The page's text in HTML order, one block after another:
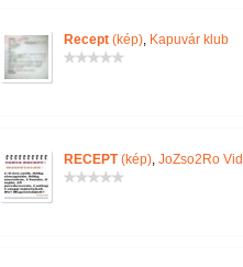
Recept(kép), Kapuvár klub
RECEPT(kép), JoZso2Ro